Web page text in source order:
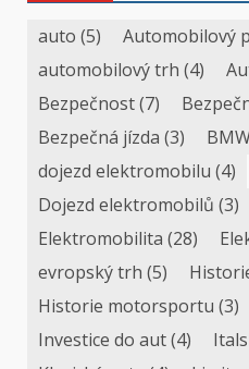
auto (5) Automobilový
automobilový trh (4)
Bezpečnost(7)
Bezpečná jízda (3)
dojezd elektromobilu (4)
Dojezd elektromobilů (3)
Elektromobilita (28)
evropský trh (5)
Historie motorsportu (3)
Investice do aut(4)